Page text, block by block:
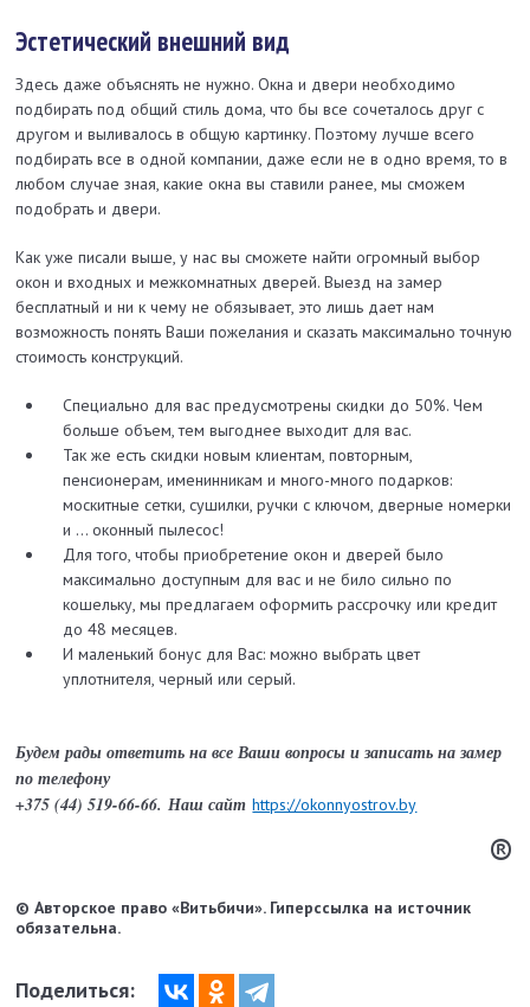
Эстетический внешний вид
Здесь даже объяснять не нужно. Окна и двери необходимо
подбирать под общий стиль дома, что бы все сочеталось друг с
другом и выливалось в общую картинку. Поэтому лучше всего
подбирать все в одной компании, даже если не в одно время, то в
любом случае зная, какие окна вы ставили ранее, мы сможем
подобрать и двери.
Как уже писали выше, у нас вы сможете найти огромный выбор
окон и входных и межкомнатных дверей. Выезд на замер
бесплатный и ни к чему не обязывает, это лишь дает нам
возможность понять Ваши пожелания и сказать максимально точную
стоимость конструкций.
Специально для вас предусмотрены скидки до 50%. Чем
больше объем, тем выгоднее выходит для вас.
Так же есть скидки новым клиентам, повторным,
пенсионерам, именинникам и много-много подарков:
москитные сетки, сушилки, ручки с ключом, дверные номерки
и … оконный пылесос!
Для того, чтобы приобретение окон и дверей было
максимально доступным для вас и не било сильно по
кошельку, мы предлагаем оформить рассрочку или кредит
до 48 месяцев.
И маленький бонус для Вас: можно выбрать цвет
уплотнителя, черный или серый.
Будем рады ответить на все Ваши вопросы и записать на замер
по телефону
+375 (44) 519-66-66.Наш сайтhttps://okonnyostrov.by
®
© Авторское право «Витьбичи». Гиперссылка на источник
обязательна.
Поделиться: